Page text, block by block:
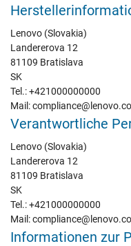
Lenovo (Slovakia)
Landererova 12
81109 Bratislava
SK
Tel.: +421000000000
Mail:
Verantwortliche
Lenovo (Slovakia)
Landererova 12
81109 Bratislava
SK
Tel.: +421000000000
Mail:
Informationen zur